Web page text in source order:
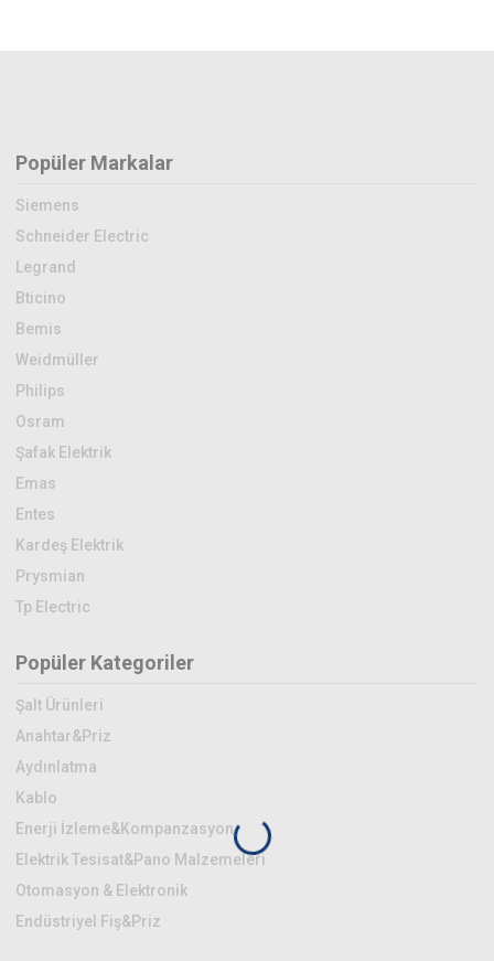
Popüler Markalar
Siemens
Schneider Electric
Legrand
Bticino
Bemis
Weidmüller
Philips
Osram
Şafak Elektrik
Emas
Entes
Kardeş Elektrik
Prysmian
Tp Electric
Popüler Kategoriler
Şalt Ürünleri
Anahtar&Priz
Aydınlatma
Kablo
Enerji İzleme&Kompanzasyon
Elektrik Tesisat&Pano Malzemeleri
Otomasyon & Elektronik
Endüstriyel Fiş&Priz